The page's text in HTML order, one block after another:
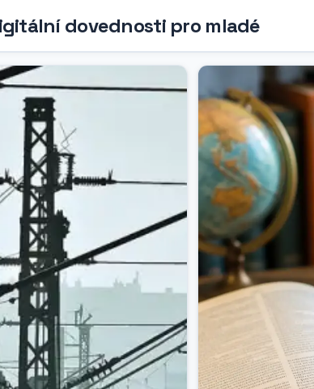
dovednosti pro mladé